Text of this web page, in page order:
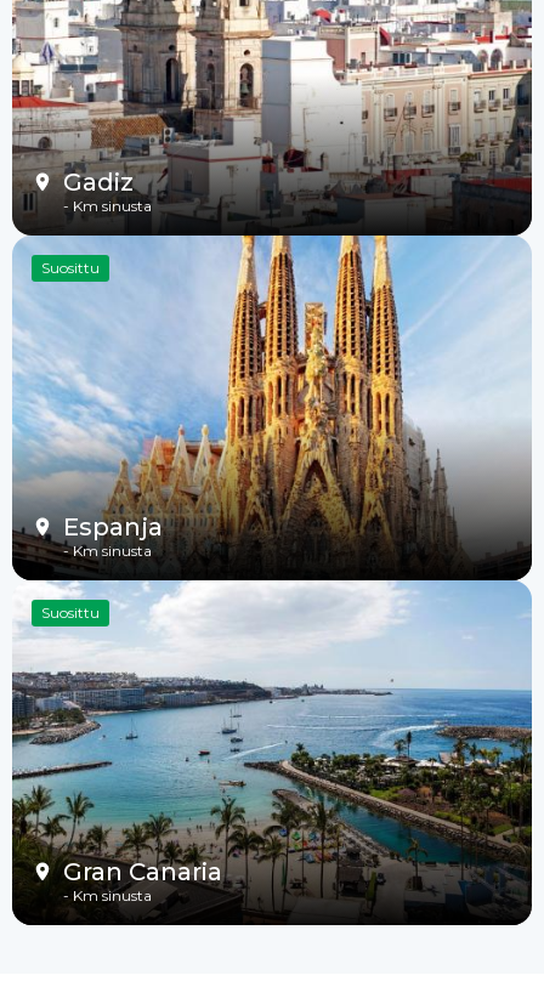
Gadiz
- Km sinusta
Suosittu
Espanja
-Km sinusta
Suosittu
Gran Canaria
- Km sinusta